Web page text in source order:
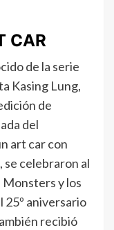
CAR
de la serie
Kasing Lung,
de
del
art car con
se celebraron al
Monsters y los
25º aniversario
recibió